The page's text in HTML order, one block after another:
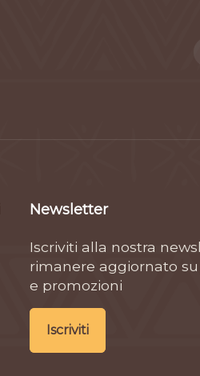
Newsletter
Iscriviti alla nostra
rimanere aggiornato
e promozioni
Iscriviti